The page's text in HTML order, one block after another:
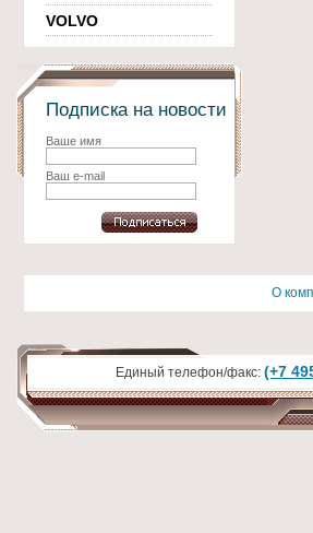
VOLVO
Подписка на новости
Ваше имя
Ваш e-mail
О
Единый телефон/факс: (+7